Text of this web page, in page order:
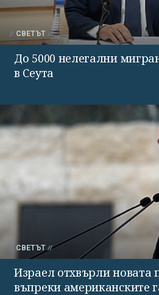
СВЕТЪТ
До 5000 нелегални
в Сеута
СВЕТЪТ
Израел отхвърли новата
въпреки американските